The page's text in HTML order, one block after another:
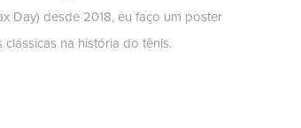
Day) desde 2018, eu faço um poster
na história do tênis.